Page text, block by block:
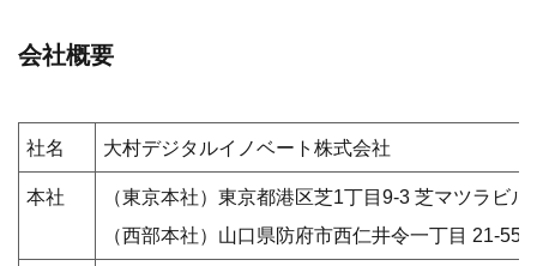
会社概要
社名 大村デジタルイノベート株式会社
本社
（東京本社）東京都港区芝1丁目9-3 芝マツラビル
（西部本社）山口県防府市西仁井令一丁目 21-55